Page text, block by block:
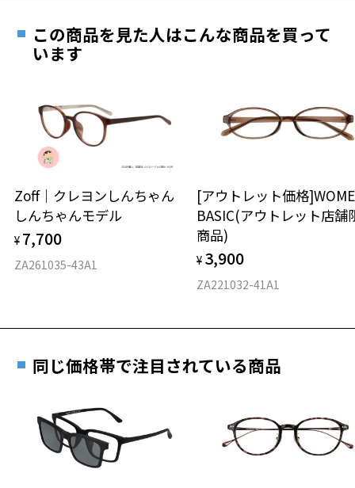
お持ちのZoffメガネサイズを確認するには？
仕上がり寸法
D 仕上がりの横幅：約141mm
27.7g
※着脱式サングラス：デモレンズ、アタッチメント込みの重さ
タイプ
安心1 フレーム１年間品質保証
きます。
※保証期間内に交換が行われた場合、保証期間は初期の期間から
延長されません。
安心2 視力測定無料
視力の変化を早めに発見するために、定期的な視
力測定をおすすめいたします。
安心3 かかり具合調整無料
す。
ご希望のお客さまは、「レンズ交換券」をお選びのうえ、
最寄りのZoff実店舗にてレンズをお買い求めください。
※サングラスやパッケージ品では「レンズ交換券」はお選び
談ください。
＜メガネの度数情報がわからない方へ＞
オンラインストアでフレームのみ購入して、
実店舗で度付きにできます
ご購入時に「レンズ交換券」をお選びいただくと、実店舗で
度数を測定のうえ、度付きレンズ（標準セットレンズ）へ無
お近くのZoff実店舗にて度数を測定いただけます（無料）。
その際は記入用紙をダウンロードしてお使いください。
この商品を見た人はこんな商品を買って
います
Zoff｜クレヨンしんちゃん
しんちゃんモデル
¥ 7,700
ZA261035-43A1
[アウトレット価格
BASIC(アウトレット店舗
商品)
¥ 3,900
ZA221032-41A1
同じ価格帯で注目されている商品